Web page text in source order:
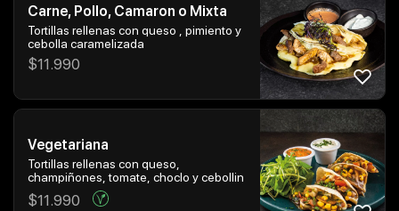
Carne, Pollo, Camaron o Mixta
Tortillas rellenas con queso , pimiento y
cebolla caramelizada
$11.990
Vegetariana
Tortillas rellenas con queso,
champiñones, tomate, choclo y cebollin
$11.990